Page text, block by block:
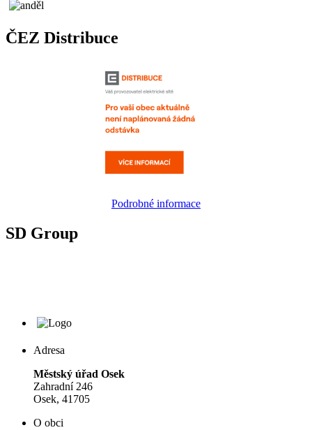
ČEZ Distribuce
Podrobné informace
SD Group
Adresa
Městský úřad Osek
Zahradní 246
Osek, 41705
O obci